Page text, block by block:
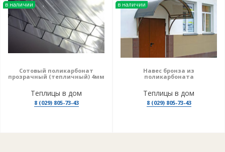
в наличии
Сотовый поликарбонат
прозрачный (тепличный) 4мм
Теплицы в дом
8 (029) 805-73-43
в наличии
Навес бронза из
поликарбоната
Теплицы в дом
8 (029) 805-73-43